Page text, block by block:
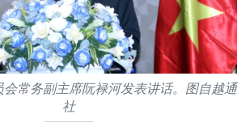
会常务副主席阮禄河发表讲话。图自越通
社